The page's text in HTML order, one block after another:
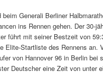
beim Generali Berliner
ins Rennen gehen. Der 30-
führt mit seiner Bestzeit von
Elite-Startliste des Rennens an.
von Hannover 96 in Berlin bei
Deutscher eine Zeit von unter